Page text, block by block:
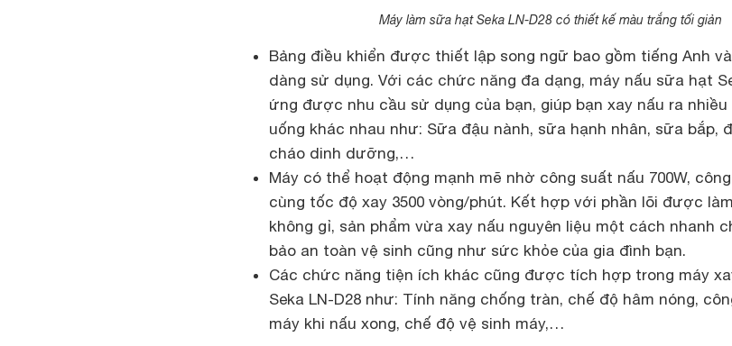
Máy làm sữa hạt Seka LN-D28 có thiết kế màu trắng tối giản
Bảng điều khiển được thiết lập song ngữ bao gồm tiếng Anh
dàng sử dụng. Với các chức năng đa dạng, máy nấu sữa hạt
ứng được nhu cầu sử dụng của bạn, giúp bạn xay nấu ra
uống khác nhau như: Sữa đậu nành, sữa hạnh nhân, sữa bắp,
cháo dinh dưỡng,…
Máy có thể hoạt động mạnh mẽ nhờ công suất nấu 700W,
cùng tốc độ xay 3500 vòng/phút. Kết hợp với phần lõi được
không gỉ, sản phẩm vừa xay nấu nguyên liệu một cách nhanh
bảo an toàn vệ sinh cũng như sức khỏe của gia đình bạn.
Các chức năng tiện ích khác cũng được tích hợp trong máy
Seka LN-D28 như: Tính năng chống tràn, chế độ hâm nóng,
máy khi nấu xong, chế độ vệ sinh máy,…